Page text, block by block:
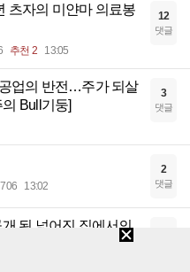
츠자의 미얀마 의료봉
추천 2 13:05
12
댓글
업의 반전…주가 되살
의 Bull기둥]
3
댓글
13:02
2
댓글
된 넓어진 집에서의